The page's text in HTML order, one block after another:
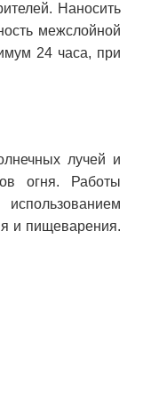
Наносить
межслойной
24 часа, при
лучей и
огня. Работы
и пищеварения.